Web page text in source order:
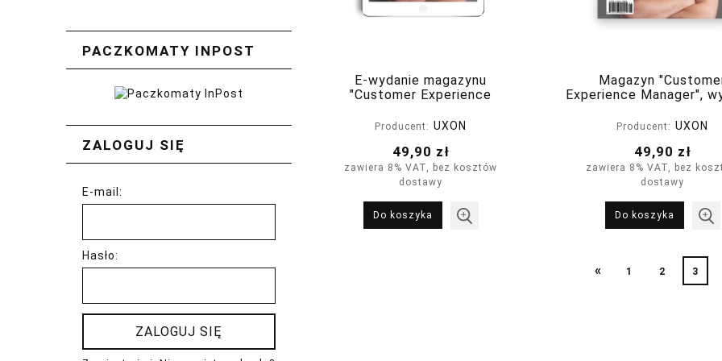
PACZKOMATY INPOST
ZALOGUJ SIĘ
E-mail:
Hasło:
ZALOGUJ SIĘ
E-wydanie magazynu
"Customer Experience
luty 2022
Producent: UXON
49,90 zł
zawiera 8% VAT, bez kosztów
dostawy
Do koszyka
Magazyn
Experience Manager",
Producent: UXON
49,90 zł
zawiera 8% VAT, bez
dostawy
Do koszyka
« 1 2 3